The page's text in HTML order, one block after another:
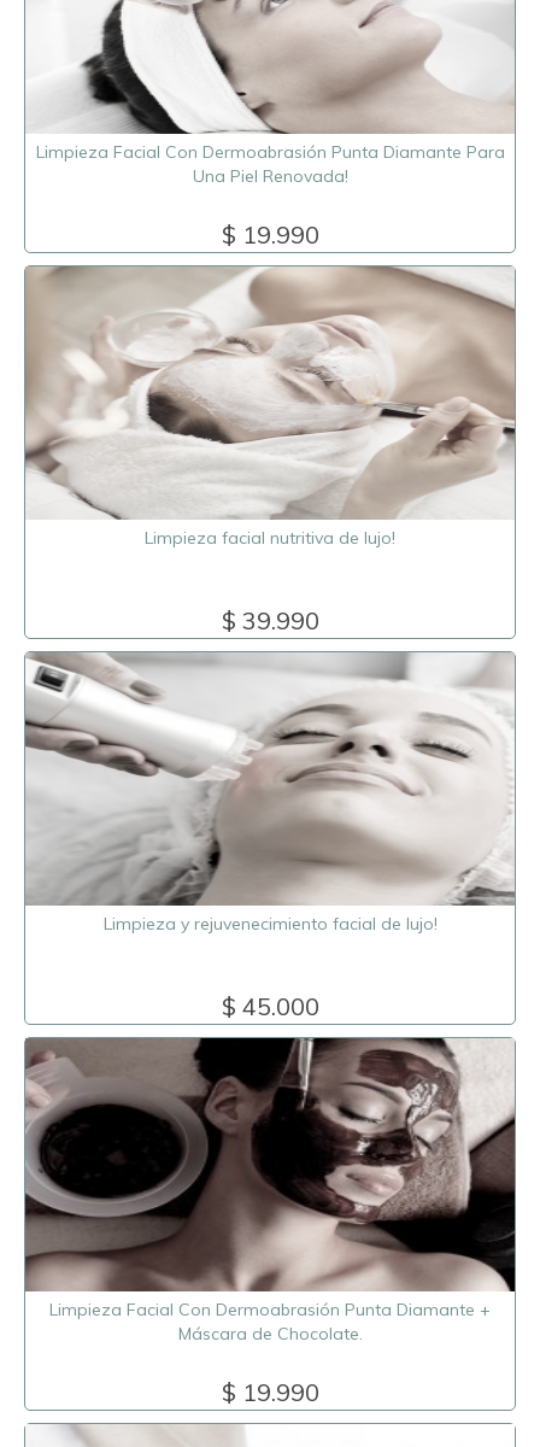
Limpieza Facial Con Dermoabrasión Punta Diamante Para
Una Piel Renovada!
$ 19.990
Limpieza facial nutritiva de lujo!
$ 39.990
Limpieza y rejuvenecimiento facial de lujo!
$ 45.000
Limpieza Facial Con Dermoabrasión Punta Diamante +
Máscara de Chocolate.
$ 19.990